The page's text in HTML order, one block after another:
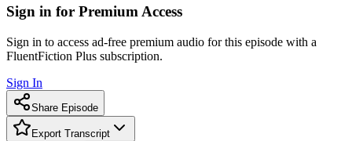
Sign in for Premium Access
Sign in to access ad-free premium audio for this episode with a
FluentFiction Plus subscription.
Sign In
Share Episode
Export Transcript